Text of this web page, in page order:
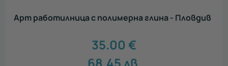
Арт работилница с полимерна глина - Пловдив
35.00 €